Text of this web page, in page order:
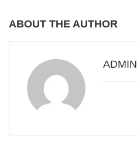
ABOUT THE AUTHOR
ADMIN